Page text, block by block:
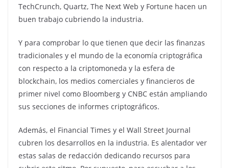
TechCrunch, Quartz, The Next Web y Fortune hacen un
buen trabajo cubriendo la industria.
Y para comprobar lo que tienen que decir las finanzas
tradicionales y el mundo de la economía criptográfica
con respecto a la criptomoneda y la esfera de
blockchain, los medios comerciales y financieros de
primer nivel como Bloomberg y CNBC están ampliando
sus secciones de informes criptográficos.
Además, el Financial Times y el Wall Street Journal
cubren los desarrollos en la industria. Es alentador ver
estas salas de redacción dedicando recursos para